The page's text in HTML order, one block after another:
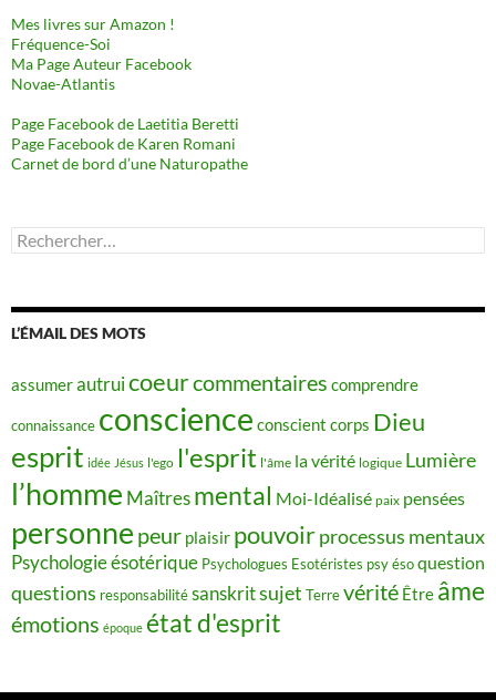
Mes livres sur Amazon !
Fréquence-Soi
Ma Page Auteur Facebook
Novae-Atlantis
Page Facebook de Laetitia Beretti
Page Facebook de Karen Romani
Carnet de bord d’une Naturopathe
Rechercher :
L’ÉMAIL DES MOTS
assumerautruicoeurcommentaires comprendre
connaissance conscience conscient corps Dieu
esprit idée Jésus l'ego l'esprit l'âme la vérité logique Lumière
l’homme Maîtres mental Moi-Idéalisé paix pensées
personne peur plaisir pouvoirprocessus mentaux
Psychologie ésotérique Psychologues Esotéristes psy ésoquestion
questions responsabilitésanskritsujet Terrevérité Être âme
émotions époque état d'esprit